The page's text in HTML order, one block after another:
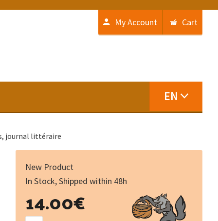
My Account Cart
EN
journal littéraire
New Product
In Stock, Shipped within 48h
14.00€
salutàrias,
diari